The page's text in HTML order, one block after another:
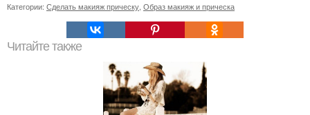
Категории: Сделать макияж прическу Образ макияж и прическа
Читайте также